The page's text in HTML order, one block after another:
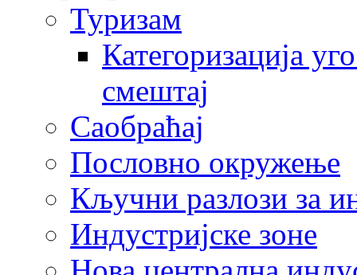
Туризам
Категоризација
смештај
Саобраћај
Пословно окружење
Кључни разлози за
Индустријске зоне